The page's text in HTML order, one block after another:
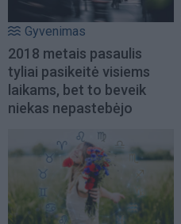
Gyvenimas
2018 metais pasaulis
tyliai pasikeitė visiems
laikams, bet to beveik
niekas nepastebėjo